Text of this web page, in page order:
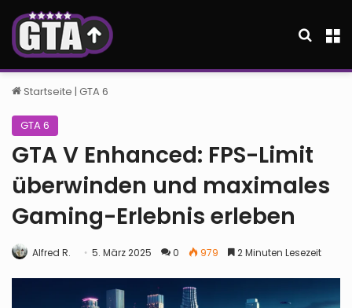
Startseite | GTA 6
GTA 6
GTA V Enhanced: FPS-Limit
überwinden und maximales
Gaming-Erlebnis erleben
Alfred R. 5. März 2025 0 979 2 Minuten Lesezeit